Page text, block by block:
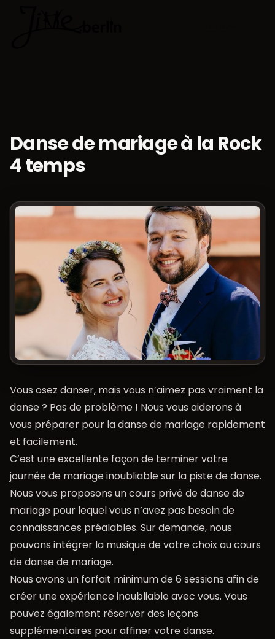
Danse de mariage à la Rock
4 temps
Vous osez danser, mais vous n’aimez pas vraiment la
danse ? Pas de problème ! Nous vous aiderons à
vous préparer pour la danse de mariage rapidement
et facilement.
C’est une excellente façon de terminer votre
journée de mariage inoubliable sur la piste de danse.
Nous vous proposons un cours privé de danse de
mariage pour lequel vous n’avez pas besoin de
connaissances préalables. Sur demande, nous
pouvons intégrer la musique de votre choix au cours
de danse de mariage.
Nous avons un forfait minimum de 6 sessions afin de
créer une expérience inoubliable avec vous. Vous
pouvez également réserver des leçons
supplémentaires pour affiner votre danse.